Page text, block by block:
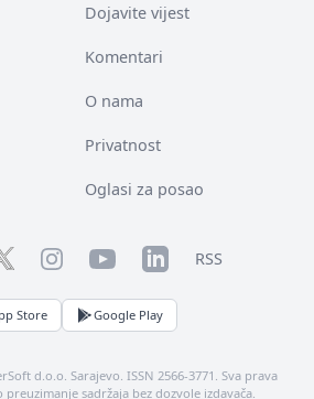
Dojavite vijest
Komentari
O nama
Privatnost
Oglasi za posao
InstagramYouTubeLinkedInRSS
Store Google Play
d.o.o. Sarajevo. ISSN 2566-3771. Sva prava
sadržaja bez dozvole izdavača.